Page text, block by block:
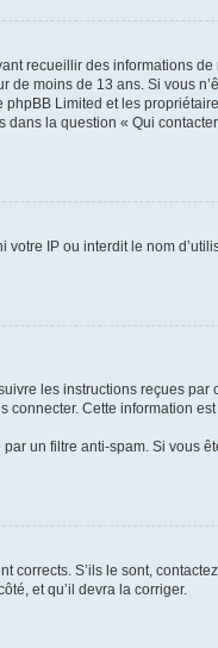
recueillir des informations
moins de 13 ans. Si vous
Limited et les
la question « Qui
IP ou interdit le nom
les instructions reçues
Cette information
un filtre anti-spam. Si vous
S’ils le sont,
et qu’il devra la corriger.